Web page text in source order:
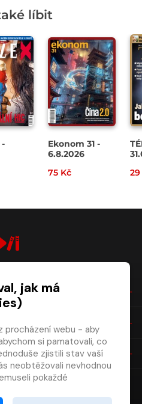
líbit
-
Ekonom 31 -
6.8.2026
75 Kč
29
jak má
procházení webu - aby
si pamatovali, co
zjistili stav vaší
neobtěžovali nevhodnou
pokaždé